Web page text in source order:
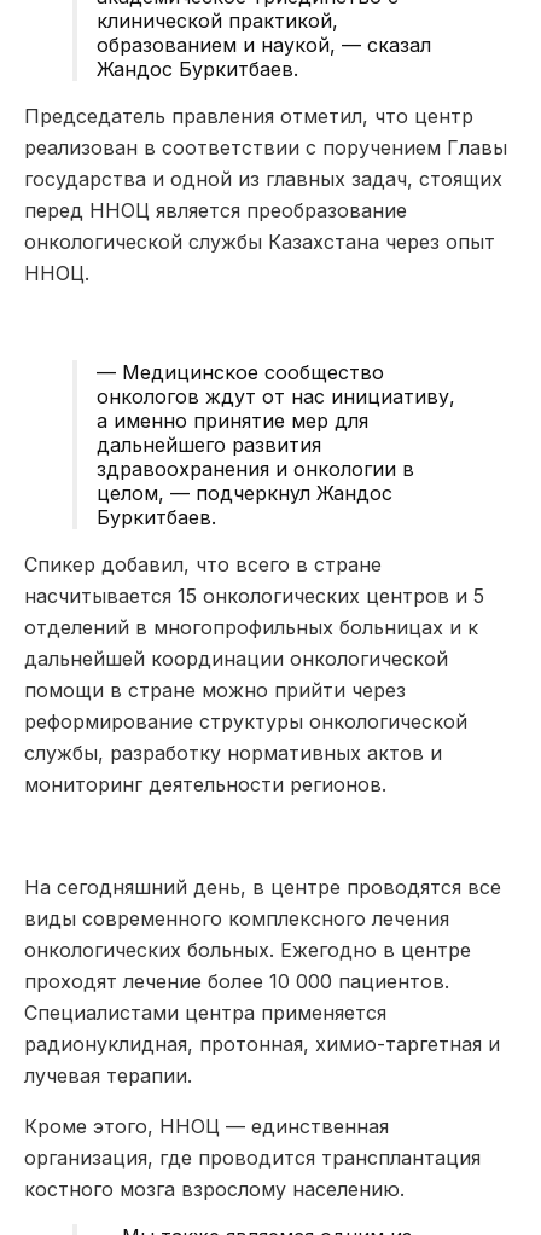
клинической практикой,
образованием и наукой, — сказал
Жандос Буркитбаев.
Председатель правления отметил, что центр
реализован в соответствии с поручением Главы
государства и одной из главных задач, стоящих
перед ННОЦ является преобразование
онкологической службы Казахстана через опыт
ННОЦ.
— Медицинское сообщество
онкологов ждут от нас инициативу,
а именно принятие мер для
дальнейшего развития
здравоохранения и онкологии в
целом, — подчеркнул Жандос
Буркитбаев.
Спикер добавил, что всего в стране
насчитывается 15 онкологических центров и 5
отделений в многопрофильных больницах и к
дальнейшей координации онкологической
помощи в стране можно прийти через
реформирование структуры онкологической
службы, разработку нормативных актов и
мониторинг деятельности регионов.
На сегодняшний день, в центре проводятся все
виды современного комплексного лечения
онкологических больных. Ежегодно в центре
проходят лечение более 10 000 пациентов.
Специалистами центра применяется
радионуклидная, протонная, химио-таргетная и
лучевая терапии.
Кроме этого, ННОЦ — единственная
организация, где проводится трансплантация
костного мозга взрослому населению.